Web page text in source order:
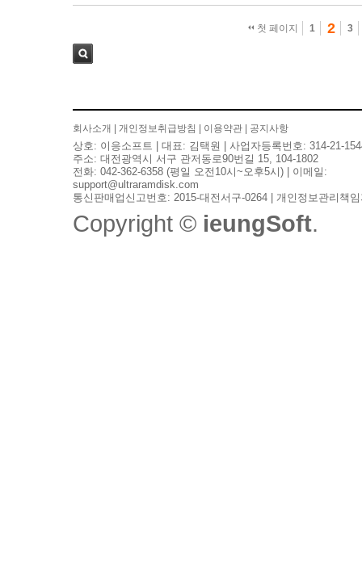
첫 페이지 1 2 3
회사소개 개인정보취급방침 이용약관 공지사항
상호: 이응소프트 | 대표: 김택원 | 사업자등록번호: 314-21-
주소: 대전광역시 서구 관저동로90번길 15, 104-1802
전화: 042-362-6358 (평일 오전10시~오후5시) | 이메일:
support@ultraramdisk.com
통신판매업신고번호: 2015-대전서구-0264 | 개인정보관리책
Copyright © ieungSoft.